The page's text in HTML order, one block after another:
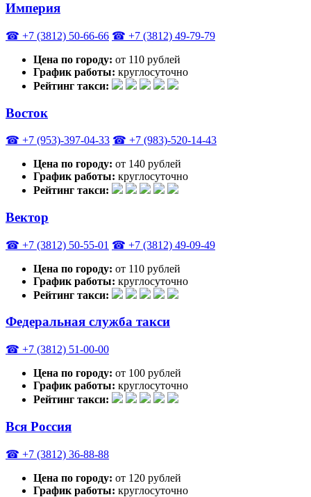
Империя
☎ +7 (3812) 50-66-66 ☎ +7 (3812) 49-79-79
Цена по городу: от 110 рублей
График работы: круглосуточно
Рейтинг такси:
Восток
☎ +7 (953)-397-04-33 ☎ +7 (983)-520-14-43
Цена по городу: от 140 рублей
График работы: круглосуточно
Рейтинг такси:
Вектор
☎ +7 (3812) 50-55-01 ☎ +7 (3812) 49-09-49
Цена по городу: от 110 рублей
График работы: круглосуточно
Рейтинг такси:
Федеральная служба такси
☎ +7 (3812) 51-00-00
Цена по городу: от 100 рублей
График работы: круглосуточно
Рейтинг такси:
Вся Россия
☎ +7 (3812) 36-88-88
Цена по городу: от 120 рублей
График работы: круглосуточно